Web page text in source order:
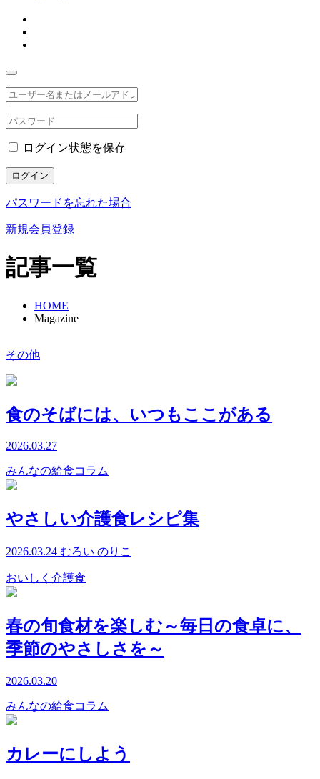
ログイン状態を保存
ログイン
パスワードを忘れた場合
新規会員登録
記事一覧
HOME
Magazine
その他
食のそばには、いつもここがある
2026.03.27
みんなの給食コラム
やさしい介護食レシピ集
2026.03.24 むろい のりこ
おいしく介護食
春の旬食材を楽しむ～毎日の食卓に、
季節のやさしさを～
2026.03.20
みんなの給食コラム
カレーにしよう